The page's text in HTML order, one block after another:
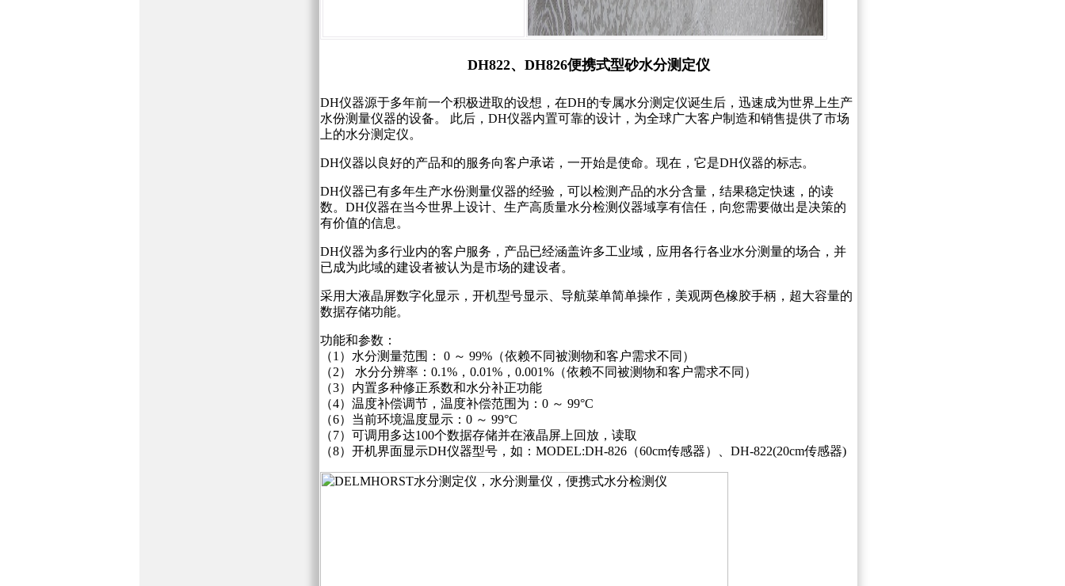
DH822、DH826便携式型砂水分测定仪
DH仪器源于多年前一个积极进取的设想，在DH的专属水分测定仪诞生后，迅速成为世界上生产
水份测量仪器的设备。 此后，DH仪器内置可靠的设计，为全球广大客户制造和销售提供了市场
上的水分测定仪。
DH仪器以良好的产品和的服务向客户承诺，一开始是使命。现在，它是DH仪器的标志。
DH仪器已有多年生产水份测量仪器的经验，可以检测产品的水分含量，结果稳定快速，的读
数。DH仪器在当今世界上设计、生产高质量水分检测仪器域享有信任，向您需要做出是决策的
有价值的信息。
DH仪器为多行业内的客户服务，产品已经涵盖许多工业域，应用各行各业水分测量的场合，并
已成为此域的建设者被认为是市场的建设者。
采用大液晶屏数字化显示，开机型号显示、导航菜单简单操作，美观两色橡胶手柄，超大容量的
数据存储功能。
功能和参数：
（1）水分测量范围： 0 ～ 99%（依赖不同被测物和客户需求不同）
（2） 水分分辨率：0.1%，0.01%，0.001%（依赖不同被测物和客户需求不同）
（3）内置多种修正系数和水分补正功能
（4）温度补偿调节，温度补偿范围为：0 ～ 99°C
（6）当前环境温度显示：0 ～ 99°C
（7）可调用多达100个数据存储并在液晶屏上回放，读取
（8）开机界面显示DH仪器型号，如：MODEL:DH-826（60cm传感器）、DH-822(20cm传感器)